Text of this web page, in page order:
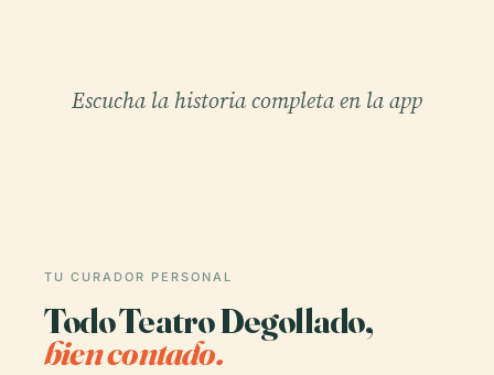
Escucha la historia completa en la app
TU CURADOR PERSONAL
Todo Teatro Degollado,
bien contado.